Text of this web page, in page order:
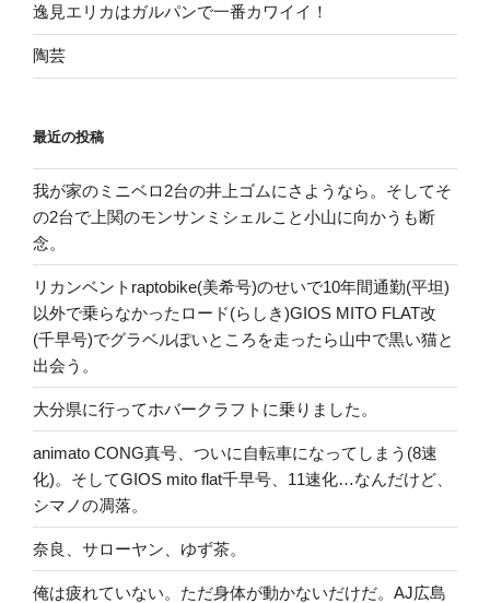
逸見エリカはガルパンで一番カワイイ！
陶芸
最近の投稿
我が家のミニベロ2台の井上ゴムにさようなら。そしてそ
の2台で上関のモンサンミシェルこと小山に向かうも断
念。
リカンベントraptobike(美希号)のせいで10年間通勤(平坦)
以外で乗らなかったロード(らしき)GIOS MITO FLAT改
(千早号)でグラベルぽいところを走ったら山中で黒い猫と
出会う。
大分県に行ってホバークラフトに乗りました。
animato CONG真号、ついに自転車になってしまう(8速
化)。そしてGIOS mito flat千早号、11速化…なんだけど、
シマノの凋落。
奈良、サローヤン、ゆず茶。
俺は疲れていない。ただ身体が動かないだけだ。AJ広島